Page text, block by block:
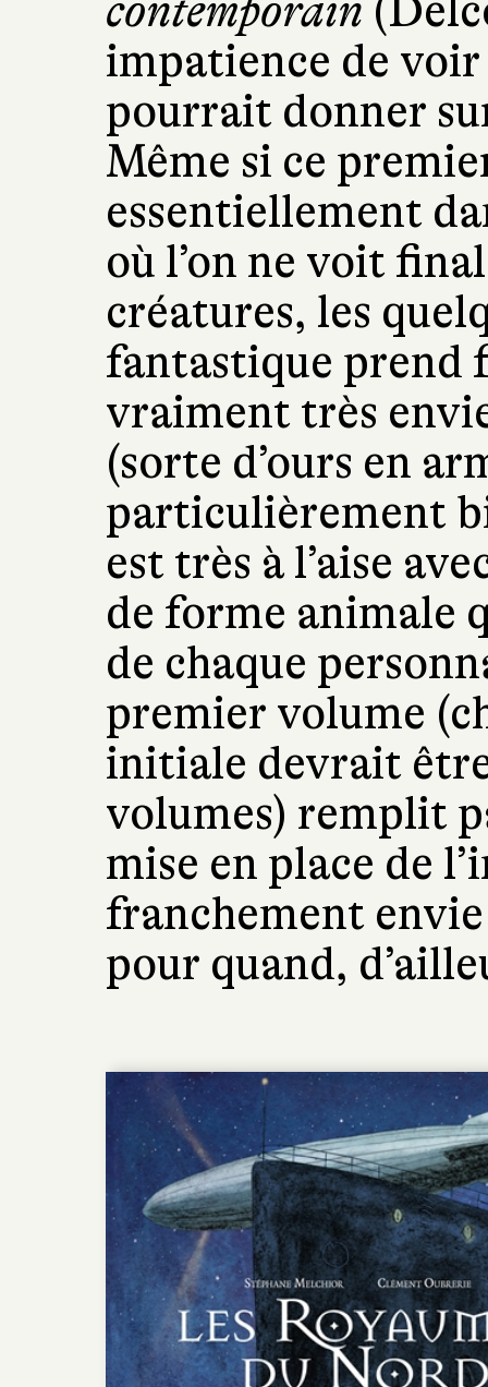
contemporain
impatience de voir
pourrait donner
Même si ce
essentiellement
où l’on ne voit
créatures, les
fantastique prend
vraiment très
(sorte d’ours en
particulièrement
est très à l’aise
de forme animale
de chaque
premier volume
initiale devrait
volumes) remplit
mise en place de
franchement
pour quand,